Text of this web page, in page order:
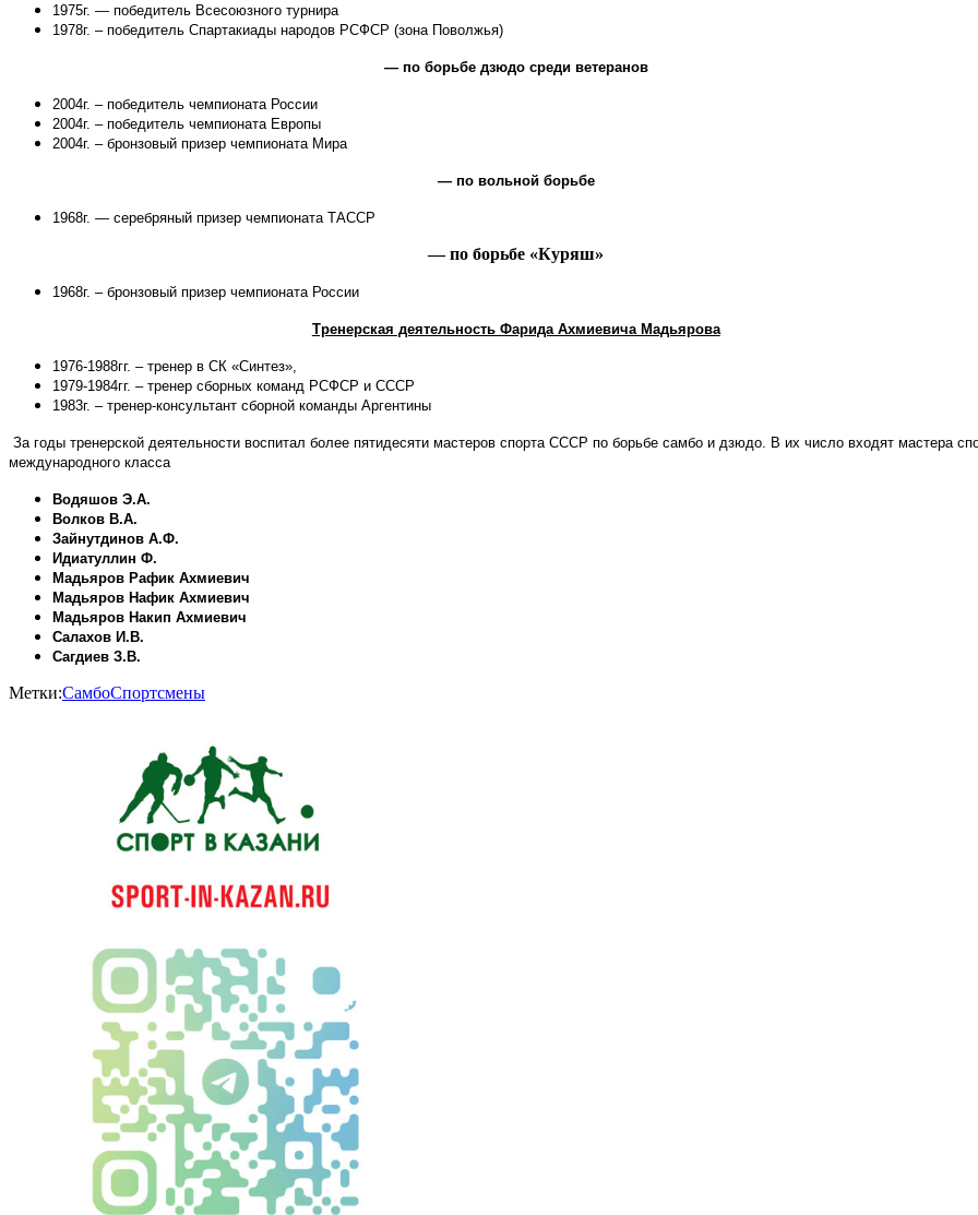
1975г. — победитель Всесоюзного турнира
1978г. – победитель Спартакиады народов РСФСР (зона Поволжья)
— по борьбе дзюдо среди ветеранов
2004г. – победитель чемпионата России
2004г. – победитель чемпионата Европы
2004г. – бронзовый призер чемпионата Мира
— по вольной борьбе
1968г. — серебряный призер чемпионата ТАССР
— по борьбе «Куряш»
1968г. – бронзовый призер чемпионата России
Тренерская деятельность Фарида Ахмиевича Мадьярова
1976-1988гг. – тренер в СК «Синтез»,
1979-1984гг. – тренер сборных команд РСФСР и СССР
1983г. – тренер-консультант сборной команды Аргентины
За годы тренерской деятельности воспитал более пятидесяти мастеров спорта СССР по борьбе самбо и дзюдо. В их число входят мастера
международного класса
Водяшов Э.А.
Волков В.А.
Зайнутдинов А.Ф.
Идиатуллин Ф.
Мадьяров Рафик Ахмиевич
Мадьяров Нафик Ахмиевич
Мадьяров Накип Ахмиевич
Салахов И.В.
Сагдиев З.В.
Метки:СамбоСпортсмены